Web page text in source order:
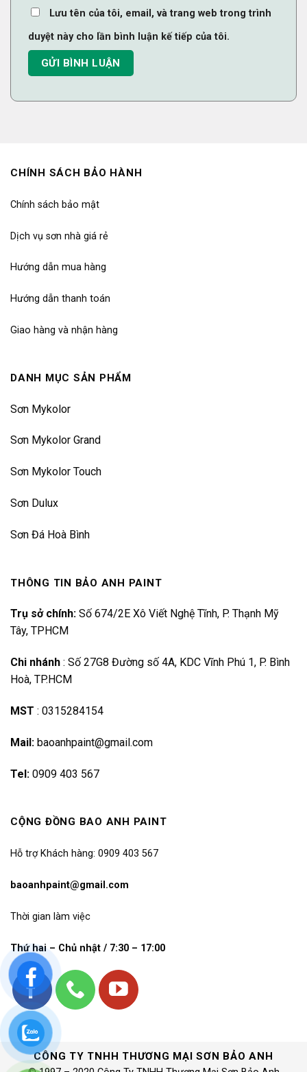
Lưu tên của tôi, email, và trang web trong trình
duyệt này cho lần bình luận kế tiếp của tôi.
CHÍNH SÁCH BẢO HÀNH
Chính sách bảo mật
Dịch vụ sơn nhà giá rẻ
Hướng dẫn mua hàng
Hướng dẫn thanh toán
Giao hàng và nhận hàng
DANH MỤC SẢN PHẨM
Sơn Mykolor
Sơn Mykolor Grand
Sơn Mykolor Touch
Sơn Dulux
Sơn Đá Hoà Bình
THÔNG TIN BẢO ANH PAINT
Trụ sở chính: Số 674/2E Xô Viết Nghệ Tĩnh, P. Thạnh Mỹ
Tây, TPHCM
Chi nhánh : Số 27G8 Đường số 4A, KDC Vĩnh Phú 1, P. Bình
Hoà, TP.HCM
MST : 0315284154
Mail: baoanhpaint@gmail.com
Tel: 0909 403 567
CỘNG ĐỒNG BAO ANH PAINT
Hỗ trợ Khách hàng: 0909 403 567
baoanhpaint@gmail.com
Thời gian làm việc
Thứ hai – Chủ nhật / 7:30 – 17:00
CÔNG TY TNHH THƯƠNG MẠI SƠN BẢO ANH